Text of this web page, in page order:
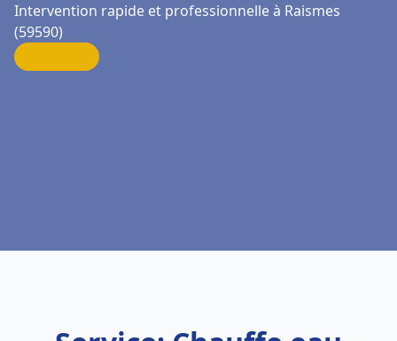
Intervention rapide et professionnelle à Raismes
(59590)